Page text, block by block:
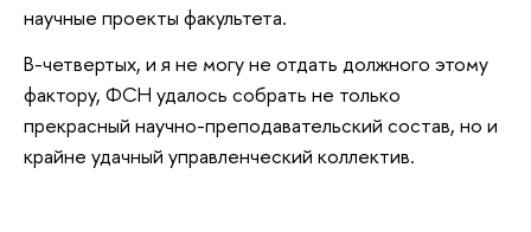
научные проекты факультета.
В-четвертых, и я не могу не отдать должного этому
фактору, ФСН удалось собрать не только
прекрасный научно-преподавательский состав, но и
крайне удачный управленческий коллектив.